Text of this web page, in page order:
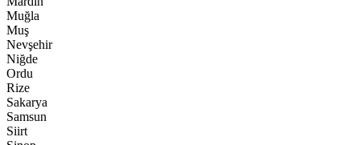
Muğla
Muş
Nevşehir
Niğde
Ordu
Rize
Sakarya
Samsun
Siirt